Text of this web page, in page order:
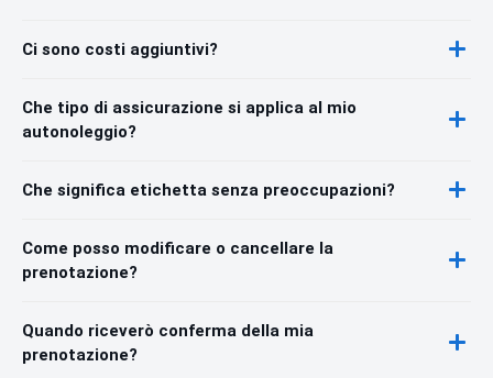
Ci sono costi aggiuntivi?
Che tipo di assicurazione si applica al mio
autonoleggio?
Che significa etichetta senza preoccupazioni?
Come posso modificare o cancellare la
prenotazione?
Quando riceverò conferma della mia
prenotazione?